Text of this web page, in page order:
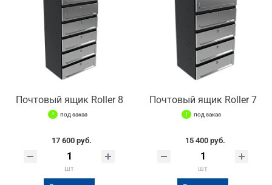
Почтовый ящик Roller 8
под заказ
17 600 руб.
шт
Почтовый ящик Roller 7
под заказ
15 400 руб.
шт